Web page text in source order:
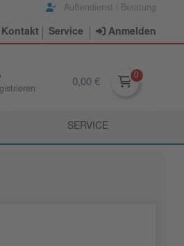
Außendienst | Beratung
Kontakt Service Anmelden
0,00 €
SERVICE